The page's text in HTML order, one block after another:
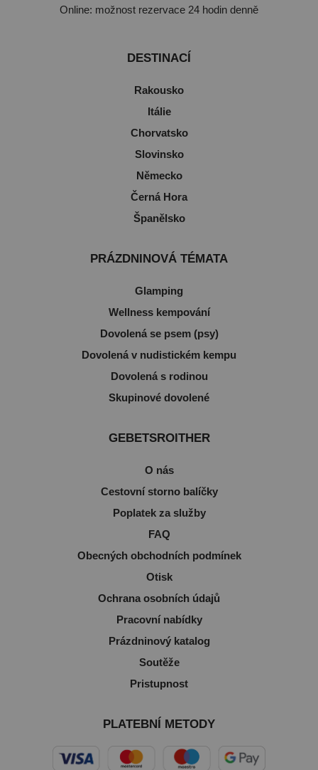
Online: možnost rezervace 24 hodin denně
DESTINACÍ
Rakousko
Itálie
Chorvatsko
Slovinsko
Německo
Černá Hora
Španělsko
PRÁZDNINOVÁ TÉMATA
Glamping
Wellness kempování
Dovolená se psem (psy)
Dovolená v nudistickém kempu
Dovolená s rodinou
Skupinové dovolené
GEBETSROITHER
O nás
Cestovní storno balíčky
Poplatek za služby
FAQ
Obecných obchodních podmínek
Otisk
Ochrana osobních údajů
Pracovní nabídky
Prázdninový katalog
Soutěže
Pristupnost
PLATEBNÍ METODY